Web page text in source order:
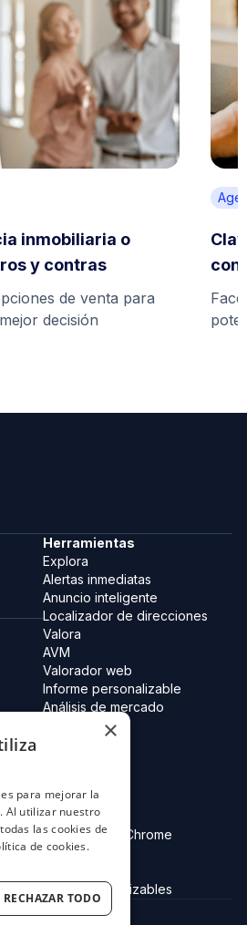
inmobiliaria o
y contras
de venta para
decisión
con
Herramientas
Explora
Alertas inmediatas
Anuncio inteligente
Localizador de direcciones
Valora
AVM
Valorador web
Informe personalizable
Análisis de mercado
Lystos AI
Agentes IA
Extensión de Chrome
Nota Simple
URLs personalizables
×
para mejorar la
Al utilizar nuestro
las cookies de
de cookies.
RECHAZAR TODO